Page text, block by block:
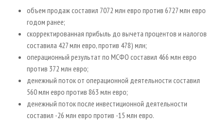
объем продаж составил 7072 млн евро против 6727 млн евро
годом ранее;
скорректированная прибыль до вычета процентов и налогов
составила 427 млн евро, против 478) млн;
операционный результат по МСФО составил 466 млн евро
против 372 млн евро;
денежный поток от операционной деятельности составил
560 млн евро против 863 млн евро;
денежный поток после инвестиционной деятельности
составил -26 млн евро против -15 млн евро.